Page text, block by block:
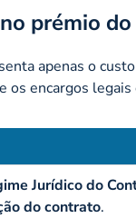
prémio
apenas o
os encargos
Jurídico do
do contrato.